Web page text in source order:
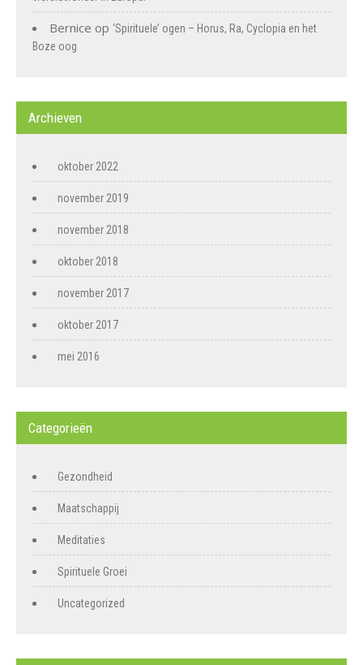
Bernice op ‘Spirituele’ ogen – Horus, Ra, Cyclopia en het
Boze oog
Archieven
oktober 2022
november 2019
november 2018
oktober 2018
november 2017
oktober 2017
mei 2016
Categorieën
Gezondheid
Maatschappij
Meditaties
Spirituele Groei
Uncategorized